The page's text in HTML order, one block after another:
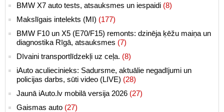
BMW X7 auto tests, atsauksmes un iespaidi (8)
Makslīgais intelekts (MI) (177)
BMW F10 un X5 (E70/F15) remonts: dzinēja ķēžu maiņa un
diagnostika Rīgā, atsauksmes (7)
Dīvaini transportlīdzekļi uz ceļa. (8)
iAuto aculiecinieks: Sadursme, aktuālie negadījumi un
policijas darbs, sūti video (LIVE) (28)
Jaunā iAuto.lv mobilā versija 2026 (27)
Gaismas auto (27)